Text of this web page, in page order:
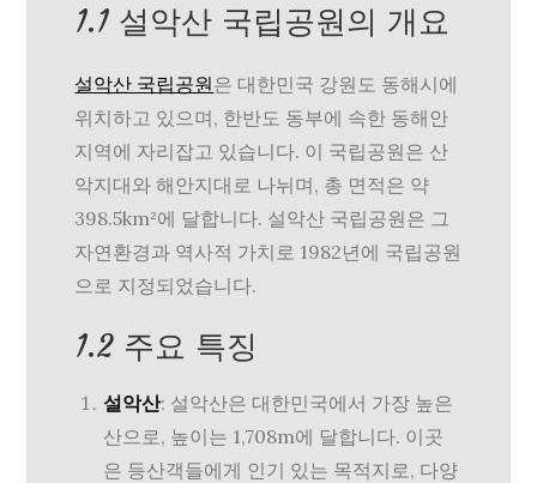
1.1 설악산 국립공원의 개요
설악산 국립공원은 대한민국 강원도 동해시에
위치하고 있으며, 한반도 동부에 속한 동해안
지역에 자리잡고 있습니다. 이 국립공원은 산
악지대와 해안지대로 나뉘며, 총 면적은 약
398.5km²에 달합니다. 설악산 국립공원은 그
자연환경과 역사적 가치로 1982년에 국립공원
으로 지정되었습니다.
1.2 주요 특징
설악산: 설악산은 대한민국에서 가장 높은
산으로, 높이는 1,708m에 달합니다. 이곳
은 등산객들에게 인기 있는 목적지로, 다양